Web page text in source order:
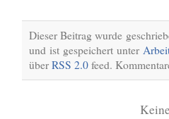
Dieser Beitrag wurde
und ist gespeichert unter
über RSS 2.0 feed.